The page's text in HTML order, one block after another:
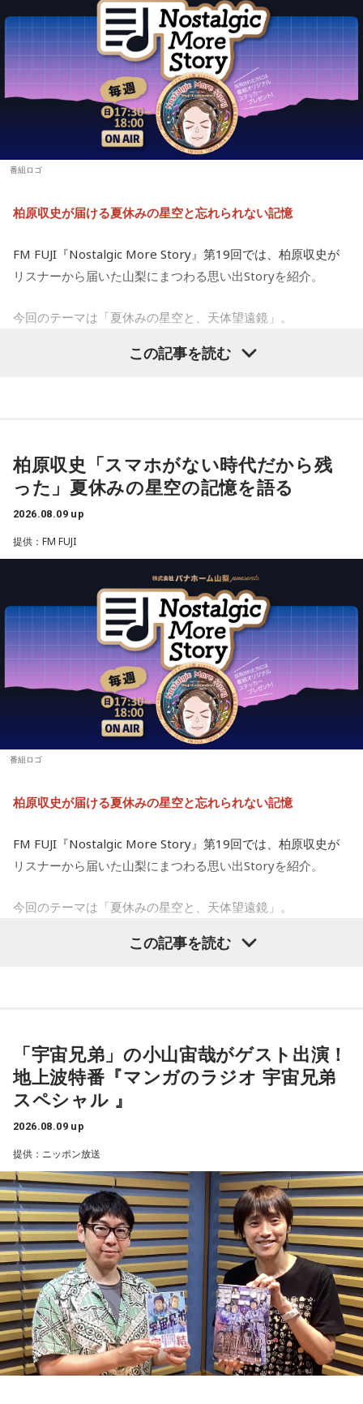
と上手くいきそう。自分の心のあり方や時間の使い方を見直
してみて。仕事場などの掃除をすれば集中力がアップできる
ようです。
【10位】双子座（ふたご座）
映画や音楽など、芸術表現に触れると心が癒されていくよう
です。美を感じられると、トゲトゲした気持ちも丸くなりそ
う。今日は、日ごろからお世話になっている人や大切な人と
の時間を大切にしてみて。
いろいろ気になってくるようなので、「無」になれるような
みたり。頑張りすぎないことも大切なようです。家族や友人
との他愛のない会話を楽しむのもアリ。
増やすより、減らすことを意識してみましょう。食事も腹八
質な水を飲んで深呼吸すると、リラックスできそう。穏やか
でもお休みでも「心地いいこと」を一つ選択して。自分に正
直になる時間が、今週の波に乗る秘訣ですよ。
■監修者プロフィール：桜羽結万(さくらば・ゆま)
年。野村證券・パーソルキャリアでの勤務を経て占い師とし
婚分野ランキング1位・仕事分野2位を獲得。現在はSATORI電
話占いを始め、年間1000名を鑑定している。
Webサイト：https://selene-uranai.com/
オンライン占いセレーネ：https://online-uranai.jp/
で、良い縁ができるかも。
【3位】魚座（うお座）
心の中にあった、わだかまりを解消できるようです。ほっと
できると、自分らしく活動できることでしょう。恋愛に対し
ても前向きになれそう。情熱的な相手を通して自分自身も成
長できるようです。
【4位】乙女座（おとめ座）
思い切りの良さを大事にしてみましょう。出かけるときは、
的な色を選んでみて。
【5位】山羊座（やぎ座）
今日は、少し距離を感じていた人と意気投合するなど、心が
き合ってみると、自分と似ている部分も見つかることでしょ
う。
【6位】牡牛座（おうし座）
【7位】天秤座（てんびん座）
慌ただしい一日になりそうですが、忙しいほど輝けそう。汗
ろな会話をするようですが、お互いの人柄を深く理解できる
ことでしょう。
【8位】獅子座（しし座）
目標やゴールを決めて、そこまでの道のりを計画していくと
◎。冷静に判断し行動できると、自分が求めているものに近
づけるようです。先輩などの話に耳を傾けるのも良いでしょ
【9位】牡羊座（おひつじ座）
他者に期待しすぎず、何かやってくれたことに対して喜べる
と上手くいきそう。自分の心のあり方や時間の使い方を見直
してみて。仕事場などの掃除をすれば集中力がアップできる
ようです。
映画や音楽など、芸術表現に触れると心が癒されていくよう
う。今日は、日ごろからお世話になっている人や大切な人と
の時間を大切にしてみて。
いろいろ気になってくるようなので、「無」になれるような
時間を作りましょう。ちょっと手抜きをしたり、昼寝をして
みたり。頑張りすぎないことも大切なようです。家族や友人
質な水を飲んで深呼吸すると、リラックスできそう。穏やか
な音楽を聞くのもおすすめ。
【今日の一言メッセージ】
立秋が過ぎ、今日はお盆休み中の方も多い時期。13日の新月
に向けて「自分らしさ」を開花させる時です。今日がお仕事
でもお休みでも「心地いいこと」を一つ選択して。自分に正
直になる時間が、今週の波に乗る秘訣ですよ。
■監修者プロフィール：桜羽結万(さくらば・ゆま)
池袋占い館セレーネ所属。占い師を母に持ち、占い歴約20
年。野村證券・パーソルキャリアでの勤務を経て占い師とし
て独立。2024年にはスキルシェアサイト「ココナラ」にて結
婚分野ランキング1位・仕事分野2位を獲得。現在はSATORI電
話占いを始め、年間1000名を鑑定している。
Webサイト：https://selene-uranai.com/
オンライン占いセレーネ：https://online-uranai.jp/
番組ロゴ
柏原収史が届ける夏休みの星空と忘れられない記憶
FM FUJI『Nostalgic More Story』第19回では、柏原収史が
リスナーから届いた山梨にまつわる思い出Storyを紹介。
今回のテーマは「夏休みの星空と、天体望遠鏡」。
子どもの頃に見上げた夜空、友達と過ごした時間、そして大
今回紹介されたのは、ラジオネーム「雪見だいふく」さんか
ら届いたStory。
子どもの頃、甲府市愛宕町にある県立科学館へ通い、プラネ
タリウムを見ることを楽しみにしていたという思い出から始
小学4年生の頃、隣の席だった友人K君から「誕生日に天体望
遠鏡を買ってもらったから、夏休みに泊まりにおいでよ」と
誘われたことが、大切な記憶として残っているそうです。
友人たちと夜更かしをしながら、大きな天体望遠鏡で眺めた
ら星について話すK君の姿は、今でも忘れられない光景だと語
スマホがない時代だからこそ残った景色
その後、K君のお父さんに連れて行ってもらった清里で見た星
柏原収史も、友達の家に泊まり、夜更かしをしながら星空を
見るという夏休みならではの体験に触れながら、「記憶に焼
きつく景色」について語りました。
便利になった今だからこそ、ただ景色を眺める時間の大切さ
を感じるエピソードです。
山梨の風景とともに蘇る夏の記憶
『Nostalgic More Story』では、山梨にまつわる風景や、大
切な人との思い出を紹介しています。
今回の放送では、夏の夜空をきっかけに、子どもの頃の純粋
な感動や、時間が経っても色あせない記憶が届けられまし
た。
この記事を読む
柏原収史「スマホがない時代だから残
った」夏休みの星空の記憶を語る
2026.08.09 up
提供：FM FUJI
番組ロゴ
柏原収史が届ける夏休みの星空と忘れられない記憶
FM FUJI『Nostalgic More Story』第19回では、柏原収史が
リスナーから届いた山梨にまつわる思い出Storyを紹介。
今回のテーマは「夏休みの星空と、天体望遠鏡」。
子どもの頃に見上げた夜空、友達と過ごした時間、そして大
今回紹介されたのは、ラジオネーム「雪見だいふく」さんか
ら届いたStory。
タリウムを見ることを楽しみにしていたという思い出から始
まります。
小学4年生の頃、隣の席だった友人K君から「誕生日に天体望
遠鏡を買ってもらったから、夏休みに泊まりにおいでよ」と
誘われたことが、大切な記憶として残っているそうです。
友人たちと夜更かしをしながら、大きな天体望遠鏡で眺めた
星空。
「あれが北斗七星」「あっちが○○座だよ」と目を輝かせなが
この記事を読む
「宇宙兄弟」の小山宙哉がゲスト出演！
地上波特番『マンガのラジオ 宇宙兄弟
スペシャル 』
2026.08.09 up
提供：ニッポン放送